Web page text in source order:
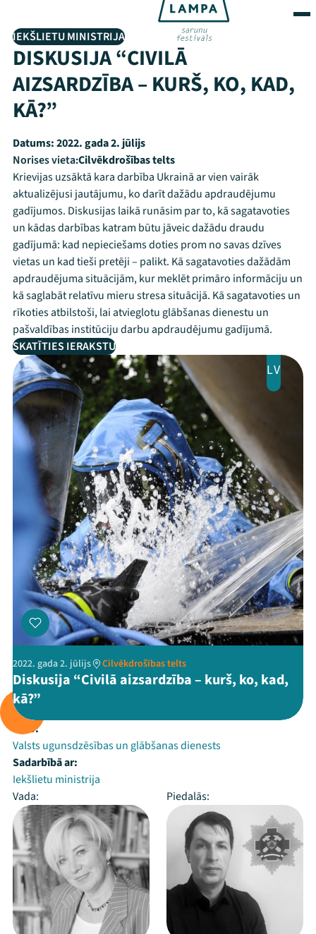
IEKŠLIETU MINISTRIJA
DISKUSIJA “CIVILĀ
AIZSARDZĪBA – KURŠ, KO, KAD,
KĀ?”
Datums:2022. gada 2. jūlijs
Norises vieta:Cilvēkdrošības telts
Krievijas uzsāktā kara darbība Ukrainā ar vien vairāk
aktualizējusi jautājumu, ko darīt dažādu apdraudējumu
gadījumos. Diskusijas laikā runāsim par to, kā sagatavoties
un kādas darbības katram būtu jāveic dažādu draudu
gadījumā: kad nepieciešams doties prom no savas dzīves
vietas un kad tieši pretēji – palikt. Kā sagatavoties dažādām
apdraudējuma situācijām, kur meklēt primāro informāciju un
kā saglabāt relatīvu mieru stresa situācijā. Kā sagatavoties un
rīkoties atbilstoši, lai atvieglotu glābšanas dienestu un
pašvaldības institūciju darbu apdraudējumu gadījumā.
SKATĪTIES IERAKSTU
LV
2022. gada 2. jūlijs Cilvēkdrošības telts
Diskusija “Civilā aizsardzība – kurš, ko, kad,
kā?”
Rīko:
Valsts ugunsdzēsības un glābšanas dienests
Sadarbībā ar:
Iekšlietu ministrija
Vada:
Piedalās: